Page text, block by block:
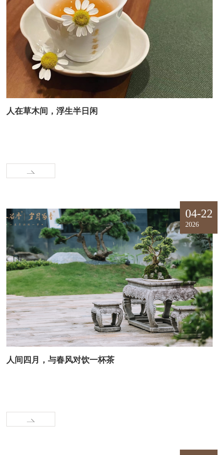
人在草木间，浮生半日闲
04-22
2026
人间四月，与春风对饮一杯茶